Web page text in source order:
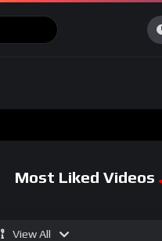
Most Liked Videos
View All